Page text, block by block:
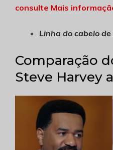
consulte Mais
Linha do cabelo
Comparação
Steve Harvey